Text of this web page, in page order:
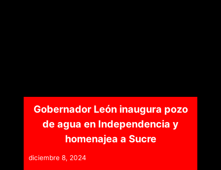
Gobernador León inaugura pozo
de agua en Independencia y
homenajea a Sucre
diciembre 8, 2024